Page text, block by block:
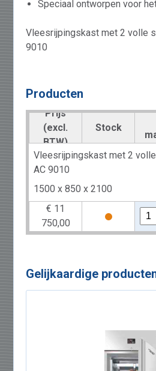
Speciaal ontworpen voor
Vleesrijpingskast met 2 volle
9010
Producten
Prijs
(excl.
BTW)
Stock
Vleesrijpingskast met 2
AC 9010
1500 x 850 x 2100
€ 11
750,00
Gelijkaardige